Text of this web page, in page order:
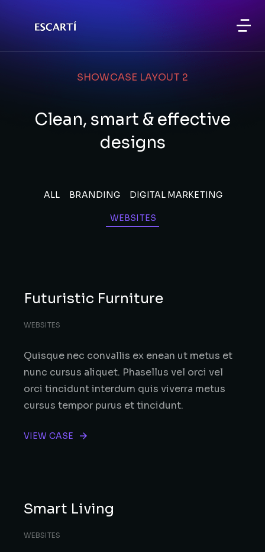
SHOWCASE LAYOUT 2
Clean, smart & effective
designs
ALL BRANDING DIGITAL MARKETING
WEBSITES
Futuristic Furniture
WEBSITES
Quisque nec convallis ex enean ut metus et
nunc cursus aliquet. Phasellus vel orci vel
orci tincidunt interdum quis viverra metus
cursus tempor purus et tincidunt.
VIEW CASE
Smart Living
WEBSITES